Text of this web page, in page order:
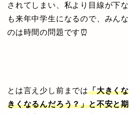
されてしまい、私より目線が下
も来年中学生になるので、みん
のは時間の問題です⏰
とは言え少し前までは「大きく
きくなるんだろう？」と不安と